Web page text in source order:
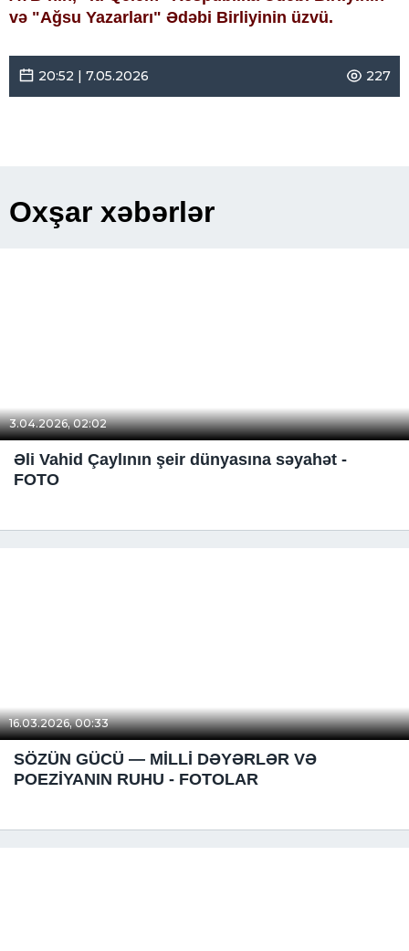
və "Ağsu Yazarları" Ədəbi Birliyinin üzvü.
20:52 | 7.05.2026 227
Oxşar xəbərlər
3.04.2026, 02:02
Əli Vahid Çaylının şeir dünyasına səyahət -
FOTO
16.03.2026, 00:33
SÖZÜN GÜCÜ — MİLLİ DƏYƏRLƏR VƏ
POEZİYANIN RUHU - FOTOLAR